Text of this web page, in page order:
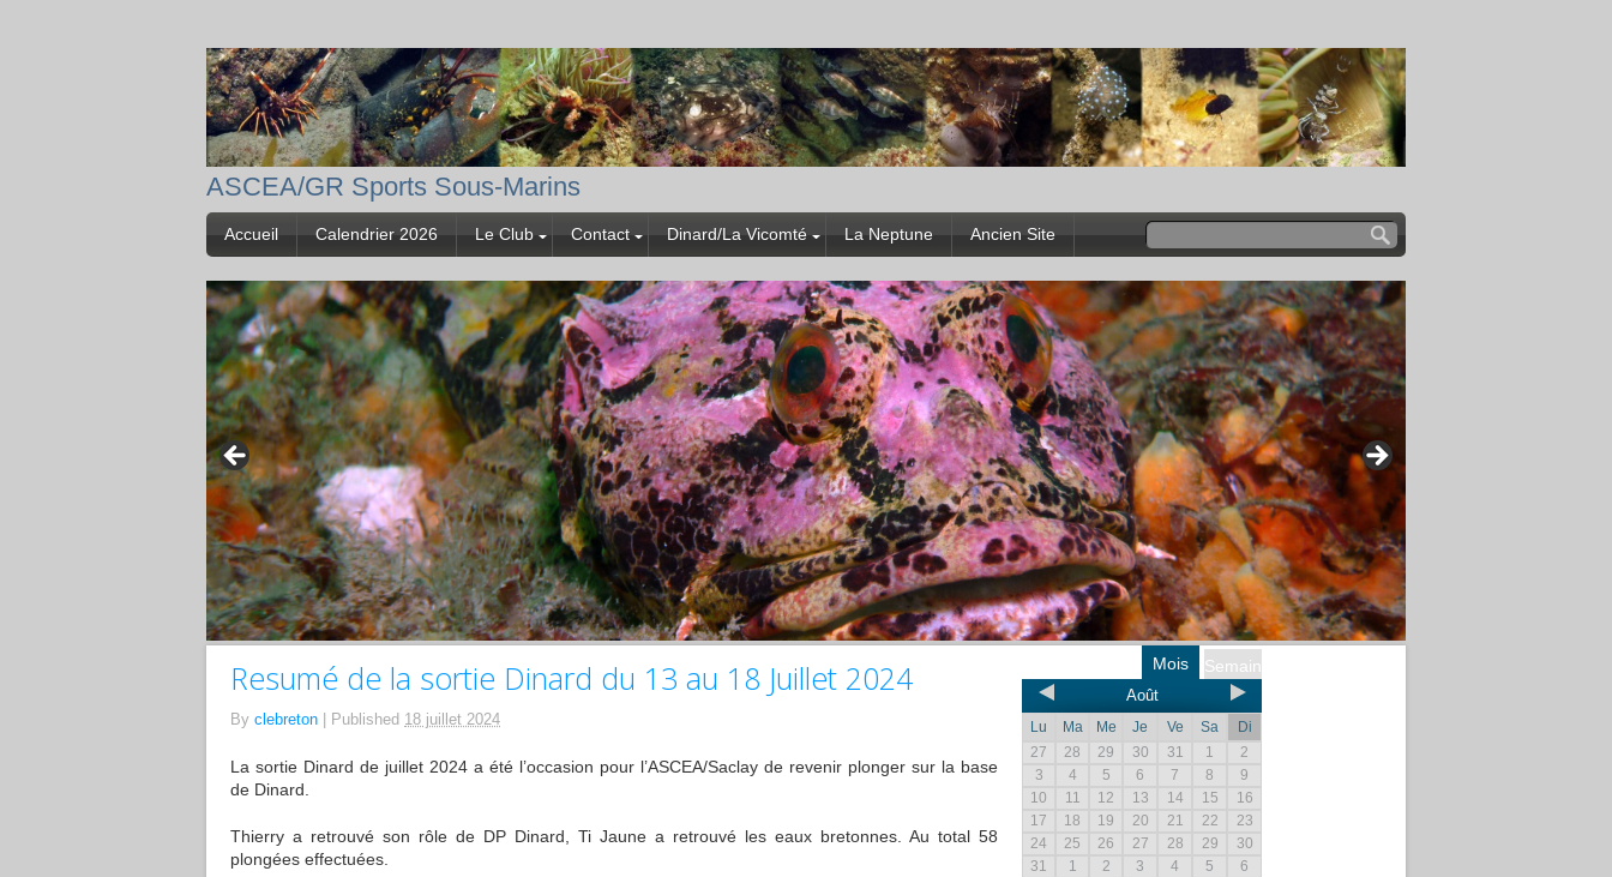
ASCEA/GR Sports Sous-Marins
Accueil Calendrier 2026 Le Club Contact Dinard/La Vicomté La Neptune Ancien Site
Resumé de la sortie Dinard du 13 au 18 Juillet 2024
By clebreton Published 18 juillet 2024
La sortie Dinard de juillet 2024 a été l’occasion pour l’ASCEA/Saclay de revenir plonger sur la base
de Dinard.
Thierry a retrouvé son rôle de DP Dinard, Ti Jaune a retrouvé les eaux bretonnes. Au total 58
plongées effectuées.
Semaine
Mois
Août
Lu Ma Me Je Ve Sa
Di
27
28 29 30 31 1
2
3
4 5 6 7 8
9
10
11 12 13 14 15
16
17
18 19 20 21 22
23
24
25 26 27 28 29
30
31
1 2 3 4 5 6